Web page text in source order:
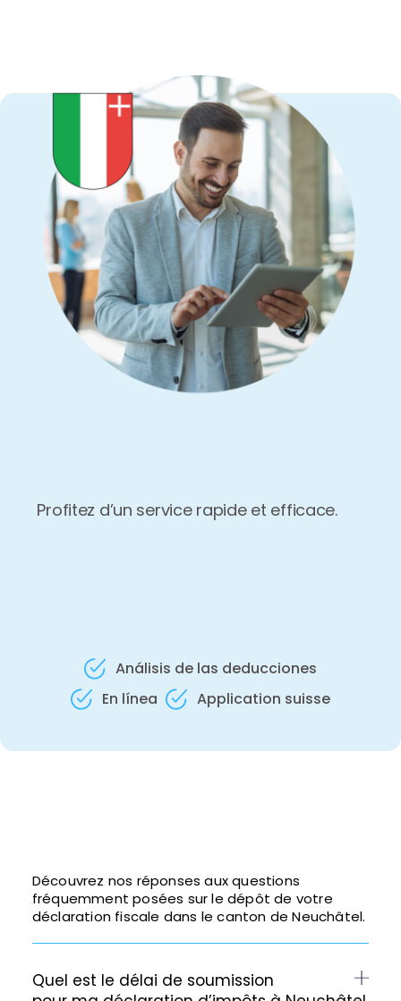
Profitez d’un service rapide et efficace.
Análisis de las deducciones
En línea
Application suisse
Découvrez nos réponses aux questions
fréquemment posées sur le dépôt de votre
déclaration fiscale dans le canton de Neuchâtel.
Quel est le délai de soumission